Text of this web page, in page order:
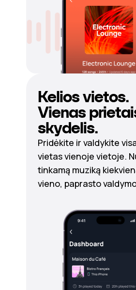
Kelios vietos.
Vienas
skydelis.
Pridėkite ir valdykite
vietas vienoje vietoje.
tinkamą muziką
vieno, paprasto